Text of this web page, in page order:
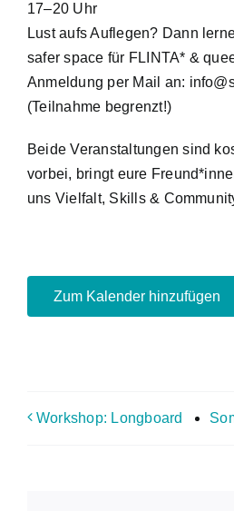
17–20 Uhr
Lust aufs Auflegen? Dann
safer space für FLINTA* &
Anmeldung per Mail an:
(Teilnahme begrenzt!)
Beide Veranstaltungen sind
vorbei, bringt eure
uns Vielfalt, Skills &
Zum Kalender hinzufügen
Workshop: Longboard